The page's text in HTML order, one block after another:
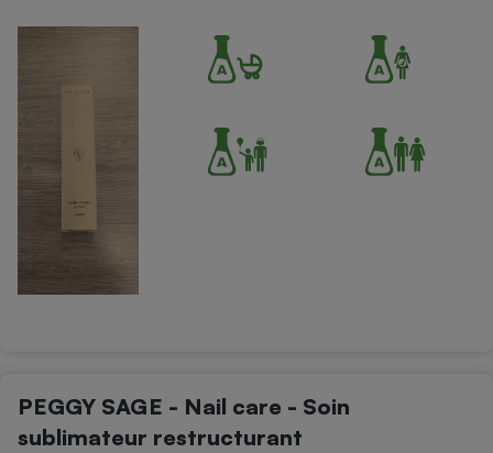
PEGGY SAGE - Nail care - Soin
sublimateur restructurant